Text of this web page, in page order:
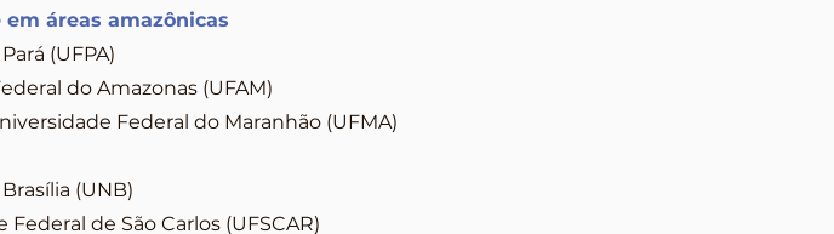
áreas amazônicas
(UFPA)
do Amazonas (UFAM)
Federal do Maranhão (UFMA)
(UNB)
de São Carlos (UFSCAR)